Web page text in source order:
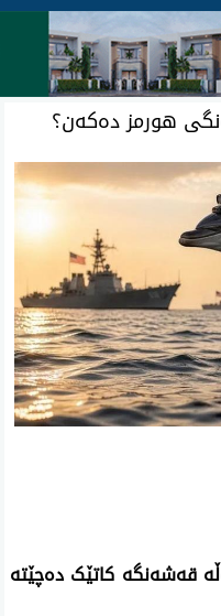
هورمز ده‌كه‌ن؟
قه‌شه‌نگه‌ کاتێک دەچێتە